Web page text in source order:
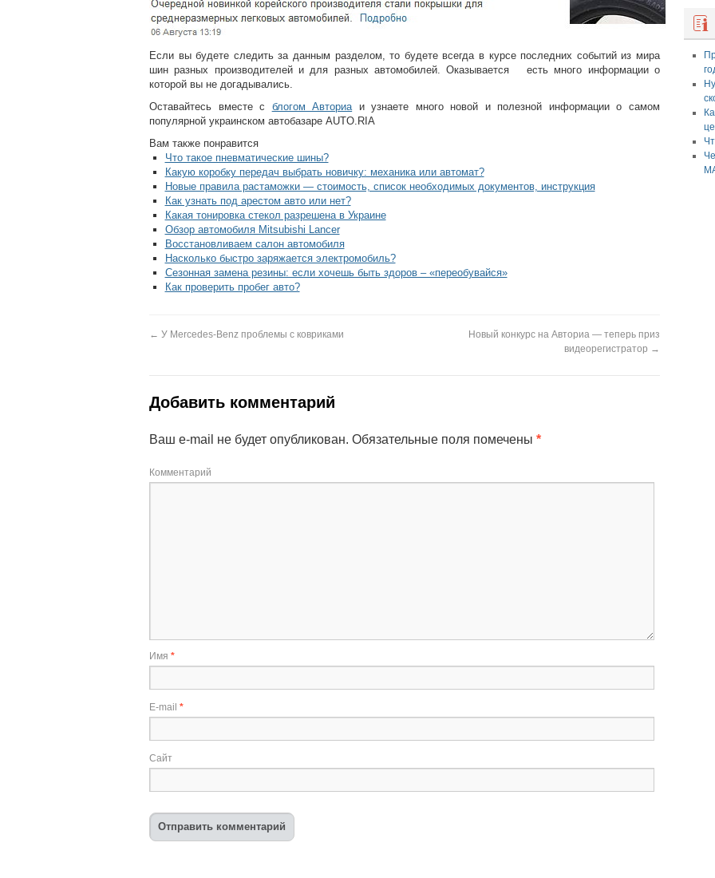
Если вы будете следить за данным разделом, то будете всегда в курсе последних событий из мира
шин разных производителей и для разных автомобилей. Оказывается есть много информации о
которой вы не догадывались.
Оставайтесь вместе с блогом Авториаи узнаете много новой и полезной информации о самом
популярной украинском автобазаре AUTO.RIA
Вам также понравится
Что такое пневматические шины?
Какую коробку передач выбрать новичку: механика или автомат?
Новые правила растаможки — стоимость, список необходимых документов, инструкция
Как узнать под арестом авто или нет?
Какая тонировка стекол разрешена в Украине
Обзор автомобиля Mitsubishi Lancer
Восстановливаем салон автомобиля
Насколько быстро заряжается электромобиль?
Сезонная замена резины: если хочешь быть здоров – «переобувайся»
Как проверить пробег авто?
← У Mercedes-Benz проблемы с ковриками
Новый конкурс на Авториа — теперь приз
видеорегистратор →
Добавить комментарий
Ваш e-mail не будет опубликован. Обязательные поля помечены *
Комментарий
Имя *
E-mail *
Сайт